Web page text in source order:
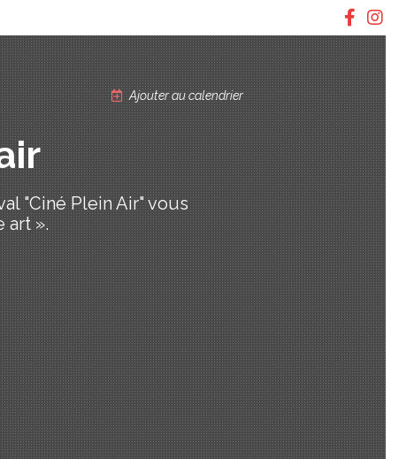
Ajouter au calendrier
"Ciné Plein Air" vous
art ».